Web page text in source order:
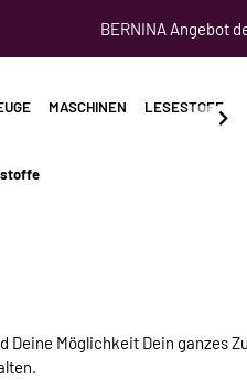
BERNINA Angebot
MASCHINEN LESESTOFF
Deine Möglichkeit Dein ganzes